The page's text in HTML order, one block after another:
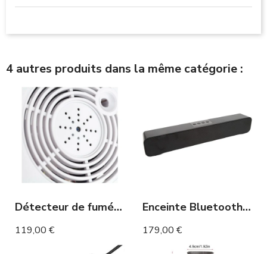
4 autres produits dans la même catégorie :
Détecteur de fumée caméra WIFI
119,00 €
Enceinte Bluetooth camera espion WIFI haute qualité
179,00 €